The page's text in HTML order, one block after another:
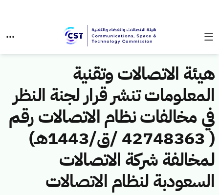
هيئة الاتصالات وتقنية
المعلومات تنشر قرار لجنة النظر
في مخالفات نظام الاتصالات رقم
( 42748363 /ق/1443هـ)
لمخالفة شركة الاتصالات
السعودبة لنظام الاتصالات